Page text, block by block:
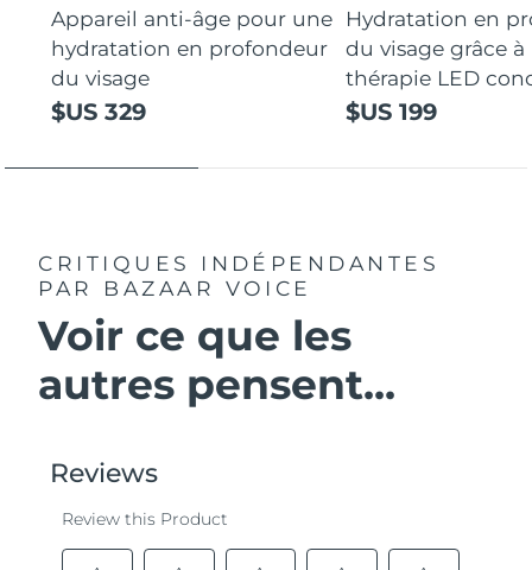
Appareil anti-âge pour une
hydratation en profondeur
du visage
$US 329
Hydratation en
du visage grâce à
thérapie LED
$US 199
CRITIQUES INDÉPENDANTES
PAR BAZAAR VOICE
Voir ce que les
autres pensent...